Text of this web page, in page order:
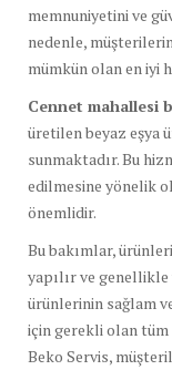
memnuniyetini ve
nedenle,
mümkün olan en iyi
Cennet mahallesi
üretilen beyaz eşya
sunmaktadır. Bu
edilmesine yönelik
önemlidir.
Bu bakımlar,
yapılır ve genellikle
ürünlerinin sağlam
için gerekli olan tüm
Beko Servis,